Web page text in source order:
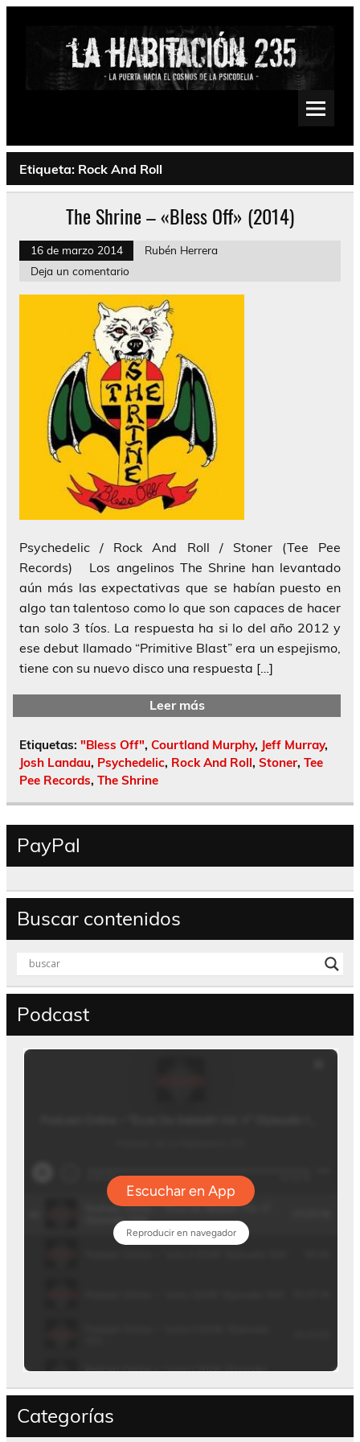
Saltar
Psychedelic, Stoner, Doom, Sludge, Fuzz, Space, Drone
Etiqueta: Rock And Roll
The Shrine – «Bless Off» (2014)
16 de marzo 2014
Rubén Herrera
Deja un comentario
Psychedelic / Rock And Roll / Stoner (Tee Pee
Records) Los angelinos The Shrine han levantado
aún más las expectativas que se habían puesto en
algo tan talentoso como lo que son capaces de hacer
tan solo 3 tíos. La respuesta ha si lo del año 2012 y
ese debut llamado “Primitive Blast” era un espejismo,
tiene con su nuevo disco una respuesta […]
Leer más
Etiquetas: "Bless Off", Courtland Murphy, Jeff Murray,
Josh Landau, Psychedelic, Rock And Roll, Stoner, Tee
Pee Records, The Shrine
PayPal
Buscar contenidos
Podcast
Categorías